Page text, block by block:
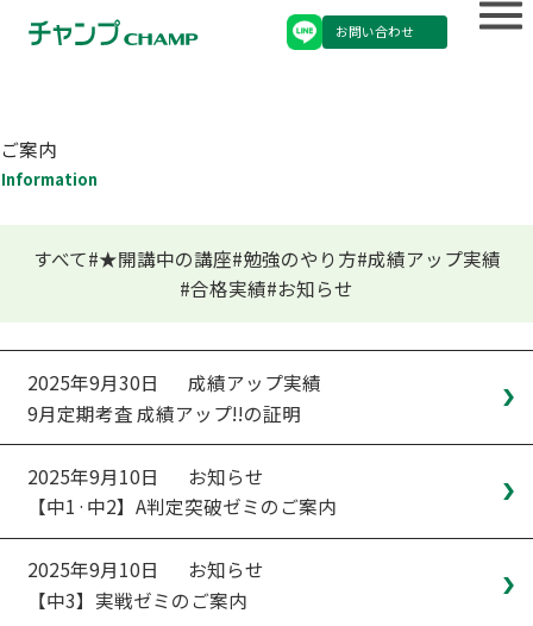
お問い合わせ
ご案内
Information
すべて ★開講中の講座 勉強のやり方 成績アップ実績
合格実績 お知らせ
2025年9月30日
成績アップ実績
9月定期考査 成績アップ!!の証明
2025年9月10日
お知らせ
【中1·中2】A判定突破ゼミのご案内
2025年9月10日
お知らせ
【中3】実戦ゼミのご案内